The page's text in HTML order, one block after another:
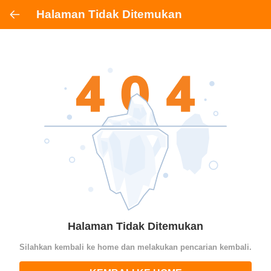
Halaman Tidak Ditemukan
Halaman Tidak Ditemukan
Silahkan kembali ke home dan melakukan pencarian kembali.